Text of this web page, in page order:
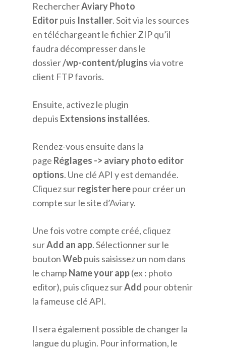
RechercherAviary Photo
Editorpuis Installer. Soit via les sources
en téléchargeant le fichier ZIP qu’il
faudra décompresser dans le
dossier/wp-content/pluginsvia votre
client FTP favoris.
Ensuite, activez le plugin
depuis Extensions installées.
Rendez-vous ensuite dans la
page Réglages -> aviary photo editor
options. Une clé API y est demandée.
Cliquez surregister herepour créer un
compte sur le site d’Aviary.
Une fois votre compte créé, cliquez
surAdd an app. Sélectionner sur le
boutonWebpuis saisissez un nom dans
le champ Name your app(ex : photo
editor), puis cliquez surAdd pour obtenir
la fameuse clé API.
Il sera également possible de changer la
langue du plugin. Pour information, le